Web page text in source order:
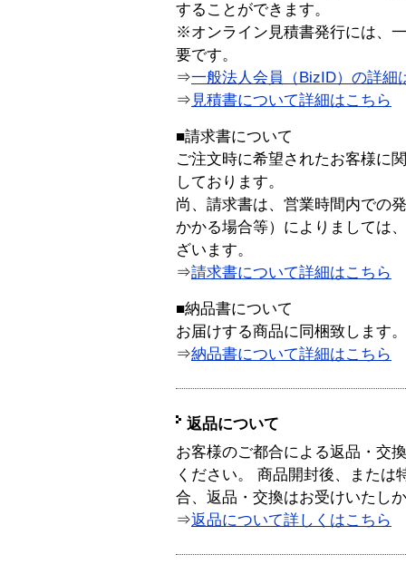
することができます。
※オンライン見積書発行には、
要です。
⇒一般法人会員（BizID）の詳細
⇒ 見積書について詳細はこちら
■請求書について
ご注文時に希望されたお客様に
しております。
尚、請求書は、営業時間内での
かかる場合等）によりましては
ざいます。
⇒請求書について詳細はこちら
■納品書について
お届けする商品に同梱致します。
⇒納品書について詳細はこちら
返品について
お客様のご都合による返品・交
ください。 商品開封後、または
合、返品・交換はお受けいたし
⇒返品について詳しくはこちら